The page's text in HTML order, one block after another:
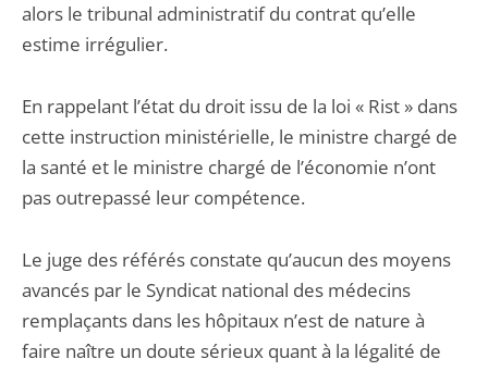
alors le tribunal administratif du contrat qu’elle
estime irrégulier.
En rappelant l’état du droit issu de la loi « Rist » dans
cette instruction ministérielle, le ministre chargé de
la santé et le ministre chargé de l’économie n’ont
pas outrepassé leur compétence.
Le juge des référés constate qu’aucun des moyens
avancés par le Syndicat national des médecins
remplaçants dans les hôpitaux n’est de nature à
faire naître un doute sérieux quant à la légalité de